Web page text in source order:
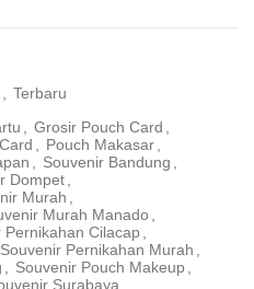
, Terbaru
, Grosir Pouch Card ,
, Pouch Makasar,
, Souvenir Bandung ,
Dompet,
Murah ,
Murah Manado ,
Pernikahan Cilacap,
Souvenir Pernikahan Murah ,
, Souvenir Pouch Makeup,
Surabaya